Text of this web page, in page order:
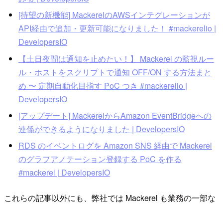
[待望の新機能] MackerelのAWSインテグレーションが
API経由で追加・更新可能になりました！ #mackerelio |
DevelopersIO
【土日夜間は通知を止めたい！】 Mackerel の監視ルー
ル・ホストをスクリプトで通知 OFF/ON する方法まと
め 〜 定期自動化目指す PoC つき #mackerelio |
DevelopersIO
[アップデート] MackerelからAmazon EventBridgeへの
連係ができるようになりました | DevelopersIO
RDS のイベントログを Amazon SNS 経由で Mackerel
のグラフアノテーション登録する PoC を作る
#mackerel | DevelopersIO
これらの記事以外にも、弊社では Mackerel も業務の一部な